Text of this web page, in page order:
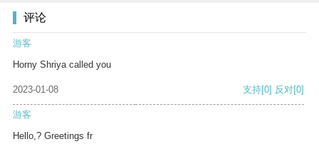
评论
游客
Horny Shriya called you
2023-01-08 支持[0] 反对[0]
游客
Hello,? Greetings fr